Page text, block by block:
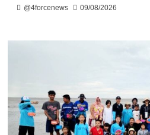
@4forcenews 09/08/2026